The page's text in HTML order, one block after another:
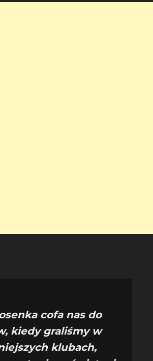
cofa nas do
kiedy graliśmy w
klubach,